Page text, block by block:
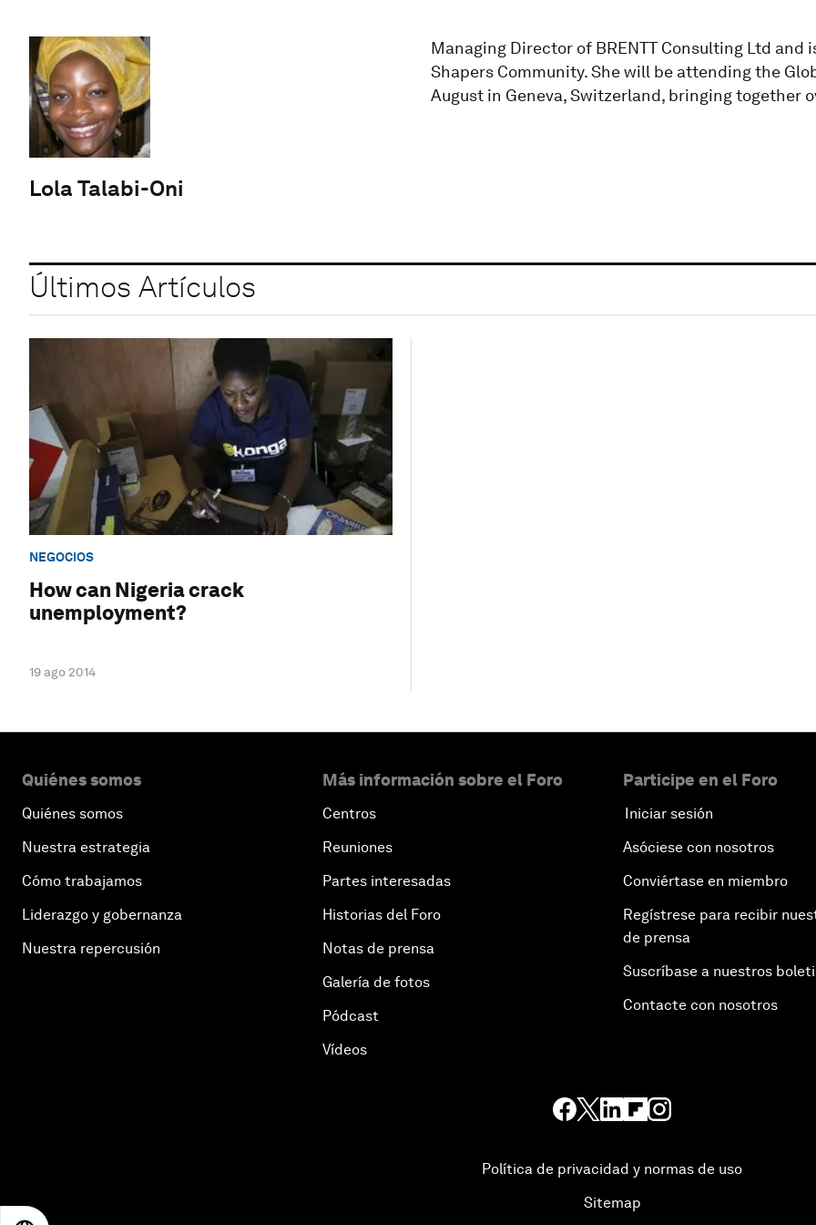
Lola Talabi-Oni
Managing Director of BRENTT Consulting Ltd
Shapers Community. She will be attending the
August in Geneva, Switzerland, bringing together
Últimos Artículos
NEGOCIOS
How can Nigeria crack
unemployment?
19 ago 2014
Quiénes somos
Quiénes somos
Nuestra estrategia
Cómo trabajamos
Liderazgo y gobernanza
Nuestra repercusión
Más información sobre el Foro
Centros
Reuniones
Partes interesadas
Historias del Foro
Notas de prensa
Galería de fotos
Pódcast
Vídeos
Participe en el Foro
Iniciar sesión
Asóciese con nosotros
Conviértase en miembro
Regístrese para recibir
de prensa
Suscríbase a nuestros
Contacte con nosotros
Política de privacidad y normas de uso
Sitemap